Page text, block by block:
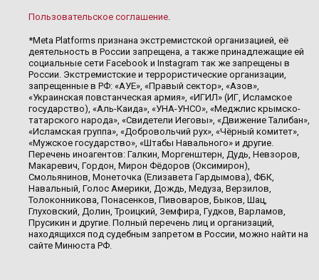
Пользовательское соглашение.
*Meta Platforms признана экстремистской организацией, её
деятельность в России запрещена, а также принадлежащие ей
социальные сети Facebook и Instagram так же запрещены в
России. Экстремистские и террористические организации,
запрещенные в РФ: «АУЕ», «Правый сектор», «Азов»,
«Украинская повстанческая армия», «ИГИЛ» (ИГ, Исламское
государство), «Аль-Каида», «УНА-УНСО», «Меджлис крымско-
татарского народа», «Свидетели Иеговы», «Движение Талибан»,
«Исламская группа», «Добровольчий рух», «Чёрный комитет»,
«Мужское государство», «Штабы Навального» и другие.
Перечень иноагентов: Галкин, Моргенштерн, Дудь, Невзоров,
Макаревич, Гордон, Мирон Фёдоров (Оксимирон),
Смольянинов, Монеточка (Елизавета Гардымова), ФБК,
Навальный, Голос Америки, Дождь, Медуза, Верзилов,
Толоконникова, Понасенков, Пивоваров, Быков, Шац,
Глуховский, Долин, Троицкий, Земфира, Гудков, Варламов,
Прусикин и другие. Полный перечень лиц и организаций,
находящихся под судебным запретом в России, можно найти на
сайте Минюста РФ.